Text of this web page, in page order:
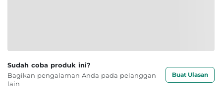
Sudah coba produk ini?
Bagikan pengalaman Anda pada pelanggan
lain
Buat Ulasan